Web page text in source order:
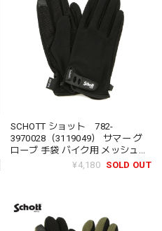
SCHOTT ショット 782-
3970028（3119049） サマー グ
ローブ 手袋 バイク用 メッシュ素
材 スマホ対応 メンズ レディース
¥4,180 SOLD OUT